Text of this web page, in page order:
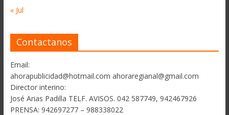
« Jul
Contactanos
Email:
ahorapublicidad@hotmail.com ahoraregianal@gmail.com
Director interino:
José Arias Padilla TELF. AVISOS. 042 587749, 942467926
PRENSA: 942697277 – 988338022